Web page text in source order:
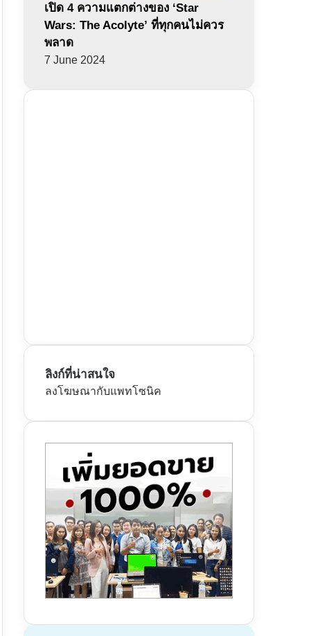
เปิด 4 ความแตกต่างของ ‘Star
Wars: The Acolyte’ ที่ทุกคนไม่ควร
พลาด
7 June 2024
ลิงก์ที่น่าสนใจ
ลงโฆษณากับแพทโซนิค